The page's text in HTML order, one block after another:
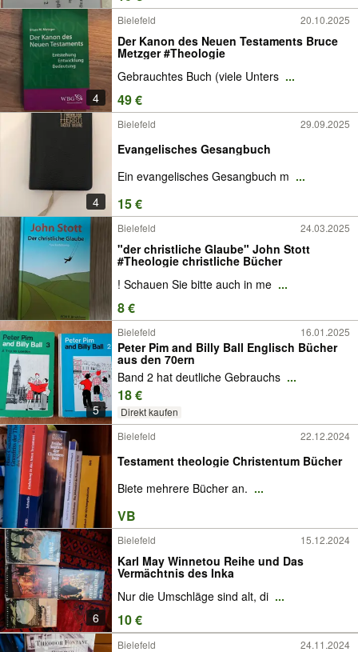
4
Bielefeld 20.10.2025
Der Kanon des Neuen Testaments Bruce
Metzger #Theologie
Gebrauchtes Buch (viele Unters ...
49 €
4
Bielefeld 29.09.2025
Evangelisches Gesangbuch
Ein evangelisches Gesangbuch m ...
15 €
Bielefeld 24.03.2025
"der christliche Glaube" John Stott
#Theologie christliche Bücher
! Schauen Sie bitte auch in me ...
8 €
5
Bielefeld 16.01.2025
Peter Pim and Billy Ball Englisch Bücher
aus den 70ern
Band 2 hat deutliche Gebrauchs ...
18 €
Direkt kaufen
Bielefeld
22.12.2024
Testament theologie Christentum Bücher
Biete mehrere Bücher an. ...
VB
6
Bielefeld 15.12.2024
Karl May Winnetou Reihe und Das
Vermächtnis des Inka
Nur die Umschläge sind alt, di ...
10 €
Bielefeld 24.11.2024